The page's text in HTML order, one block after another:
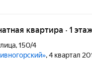
квартира · 1
,150/4
, 4 квартал